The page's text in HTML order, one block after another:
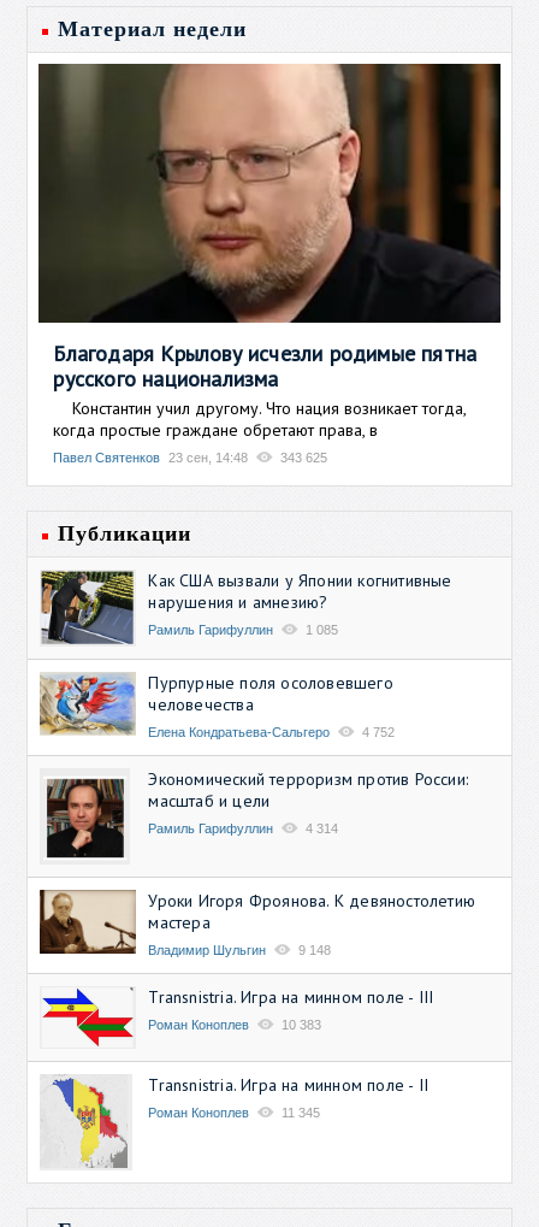
Материал недели
Благодаря Крылову исчезли родимые пятна
русского национализма
Константин учил другому. Что нация возникает тогда,
когда простые граждане обретают права, в
Павел Святенков 23 сен, 14:48 343 625
Публикации
Как США вызвали у Японии когнитивные
нарушения и амнезию?
Рамиль Гарифуллин 1 085
Пурпурные поля осоловевшего
человечества
Елена Кондратьева-Сальгеро 4 752
Экономический терроризм против России:
масштаб и цели
Рамиль Гарифуллин 4 314
Уроки Игоря Фроянова. К девяностолетию
мастера
Владимир Шульгин 9 148
Transnistria. Игра на минном поле - III
Роман Коноплев 10 383
Transnistria. Игра на минном поле - II
Роман Коноплев 11 345